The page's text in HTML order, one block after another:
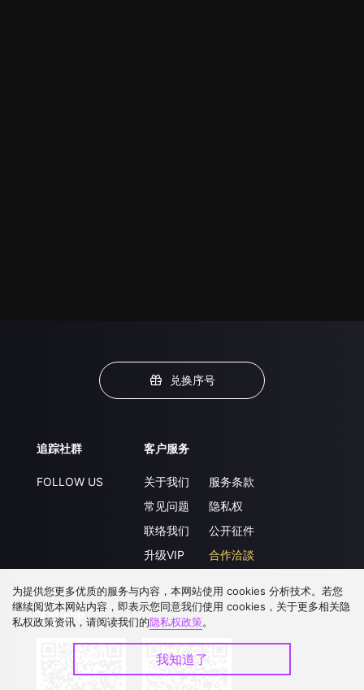
兑换序号
追踪社群
FOLLOW US
客户服务
关于我们
常见问题
联络我们
升级VIP
服务条款
隐私权
公开征件
合作洽談
下载 APP
为提供您更多优质的服务与内容，本网站使用 cookies 分析技术。若您
继续阅览本网站内容，即表示您同意我们使用 cookies，关于更多相关隐
私权政策资讯，请阅读我们的隐私权政策。
我知道了